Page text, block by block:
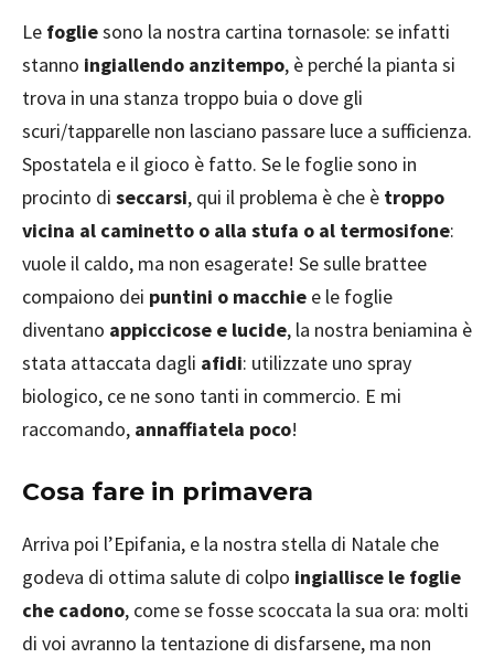
Le fogliesono la nostra cartina tornasole: se infatti
stanno ingiallendo anzitempo, è perché la pianta si
trova in una stanza troppo buia o dove gli
scuri/tapparelle non lasciano passare luce a sufficienza.
Spostatela e il gioco è fatto. Se le foglie sono in
procinto di seccarsi, qui il problema è che è troppo
vicina al caminetto o alla stufa o al termosifone:
vuole il caldo, ma non esagerate! Se sulle brattee
compaiono dei puntini o macchie e le foglie
diventano appiccicose e lucide, la nostra beniamina è
stata attaccata dagli afidi: utilizzate uno spray
biologico, ce ne sono tanti in commercio. E mi
raccomando, annaffiatela poco!
Cosa fare in primavera
Arriva poi l’Epifania, e la nostra stella di Natale che
godeva di ottima salute di colpo ingiallisce le foglie
che cadono, come se fosse scoccata la sua ora: molti
di voi avranno la tentazione di disfarsene, ma non